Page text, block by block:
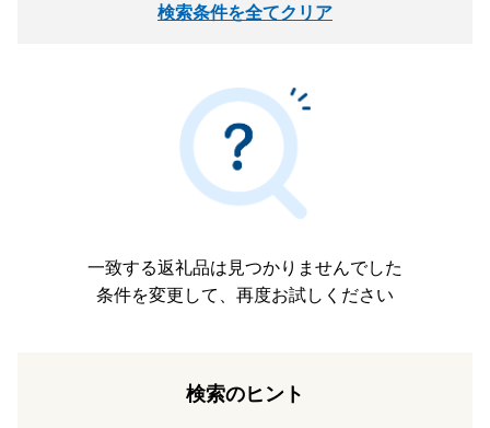
検索条件を全てクリア
一致する返礼品は見つかりませんでした
条件を変更して、再度お試しください
検索のヒント